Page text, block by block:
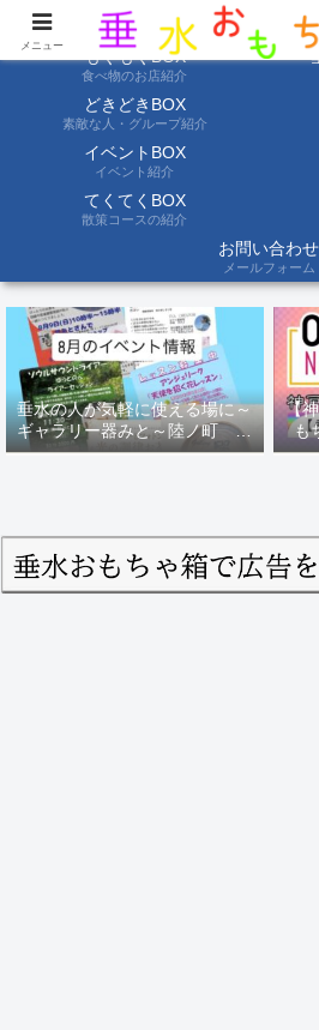
ようこそ垂水おもちゃ箱へ。垂水の情報を自
もぐもぐBOX
食べ物のお店紹介
どきどきBOX
素敵な人・グループ紹介
イベントBOX
イベント紹介
てくてくBOX
散策コースの紹介
お問い合わせ
メールフォーム
垂水の人が気軽に使える場に～
ギャラリー器みと～陸ノ町 ８
月のイベント情報
【
も
ア
メニュー